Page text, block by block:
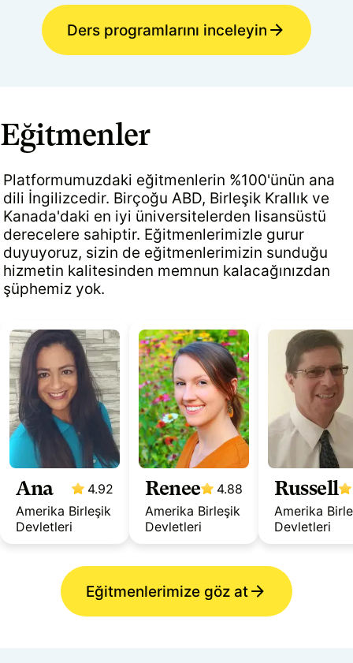
Ders programlarını inceleyin
Eğitmenler
Platformumuzdaki eğitmenlerin %100'ünün ana
dili İngilizcedir. Birçoğu ABD, Birleşik Krallık ve
Kanada'daki en iyi üniversitelerden lisansüstü
derecelere sahiptir. Eğitmenlerimizle gurur
duyuyoruz, sizin de eğitmenlerimizin sunduğu
hizmetin kalitesinden memnun kalacağınızdan
şüphemiz yok.
Ana
4.92
Amerika Birleşik
Devletleri
Renee
4.88
Amerika Birleşik
Devletleri
Russell
Amerika
Devletleri
Eğitmenlerimize göz at